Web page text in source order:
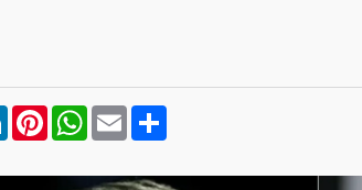
LinkedInPinterestWhatsApp
Email